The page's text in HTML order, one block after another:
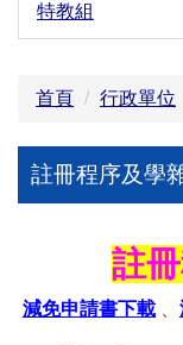
特教組
首頁 行政單位
註冊程序及學
註
減免申請書下載 、